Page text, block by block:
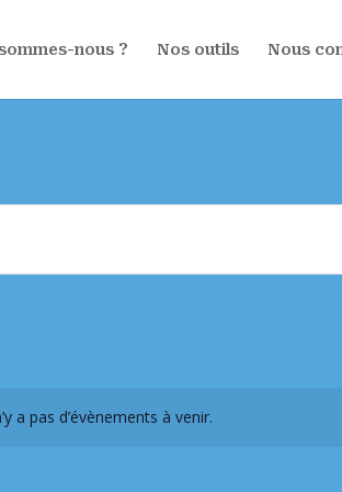
nous ? Nos outils Nous
a pas d’évènements à venir.